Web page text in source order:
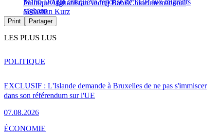
Mario Draghi critique la réponse de l’UE aux migrants
afghans
PolitiqueAfghanistanAndrej BabišChineInternational
Sebastian Kurz
Print Partager
LES PLUS LUS
EXCLUSIF : L'Islande demande à Bruxelles de ne pas s'immiscer
dans son référendum sur l'UE
07.08.2026
POLITIQUE
ÉCONOMIE